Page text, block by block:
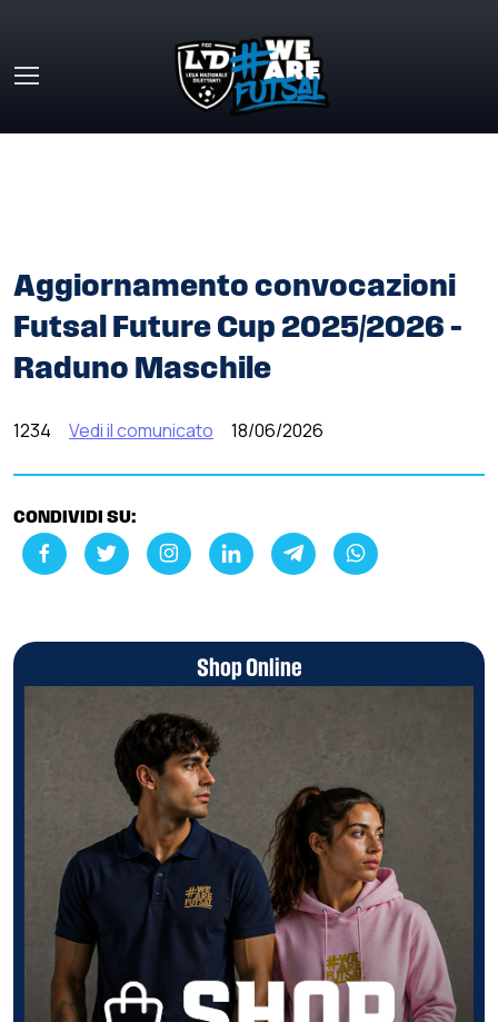
Aggiornamento convocazioni
Futsal Future Cup 2025/2026 –
Raduno Maschile
1234 Vedi il comunicato 18/06/2026
CONDIVIDI SU:
Shop Online